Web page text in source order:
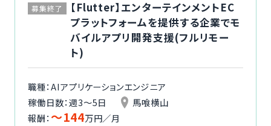
よくある質問
福利厚生
ご利用者様の声
募集終了
【Flutter】エンターテインメントEC
プラットフォームを提供する企業でモ
バイルアプリ開発支援(フルリモー
ト)
職種：AIアプリケーションエンジニア
稼働日数：週3〜5日
馬喰横山
報酬： 〜144万円／月